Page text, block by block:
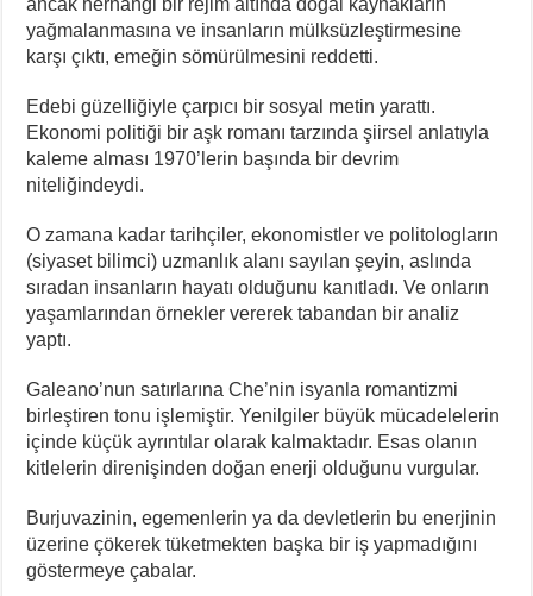
ancak herhangi bir rejim altında doğal kaynakların
yağmalanmasına ve insanların mülksüzleştirmesine
karşı çıktı, emeğin sömürülmesini reddetti.
Edebi güzelliğiyle çarpıcı bir sosyal metin yarattı.
Ekonomi politiği bir aşk romanı tarzında şiirsel anlatıyla
kaleme alması 1970’lerin başında bir devrim
niteliğindeydi.
O zamana kadar tarihçiler, ekonomistler ve politologların
(siyaset bilimci) uzmanlık alanı sayılan şeyin, aslında
sıradan insanların hayatı olduğunu kanıtladı. Ve onların
yaşamlarından örnekler vererek tabandan bir analiz
yaptı.
Galeano’nun satırlarına Che’nin isyanla romantizmi
birleştiren tonu işlemiştir. Yenilgiler büyük mücadelelerin
içinde küçük ayrıntılar olarak kalmaktadır. Esas olanın
kitlelerin direnişinden doğan enerji olduğunu vurgular.
Burjuvazinin, egemenlerin ya da devletlerin bu enerjinin
üzerine çökerek tüketmekten başka bir iş yapmadığını
göstermeye çabalar.